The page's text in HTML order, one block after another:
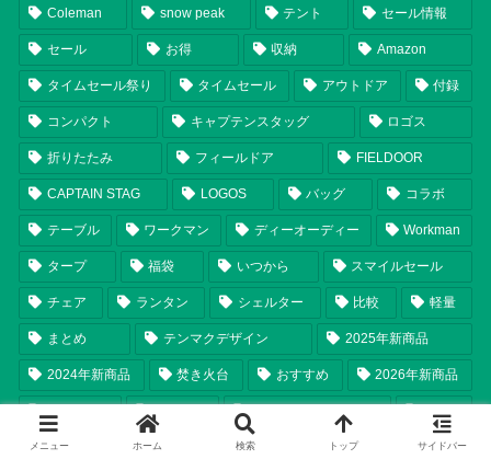
Coleman snow peak テント セール情報
セール お得 収納 Amazon
タイムセール祭り タイムセール アウトドア 付録
コンパクト キャプテンスタッグ ロゴス
折りたたみ フィールドア FIELDOOR
CAPTAIN STAG LOGOS バッグ コラボ
テーブル ワークマン ディーオーディー Workman
タープ 福袋 いつから スマイルセール
チェア ランタン シェルター 比較 軽量
まとめ テンマクデザイン 2025年新商品
2024年新商品 焚き火台 おすすめ 2026年新商品
Ogawa tent-Mark DESIGNS 保冷
ソロキャンプ ユニフレーム 限定 オガワ
メニュー ホーム 検索 トップ サイドバー